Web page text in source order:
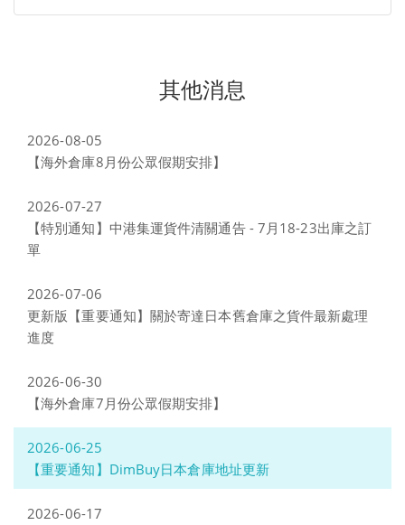
其他消息
2026-08-05
【海外倉庫8月份公眾假期安排】
2026-07-27
【特別通知】中港集運貨件清關通告 - 7月18-23出庫之訂
單
2026-07-06
更新版【重要通知】關於寄達日本舊倉庫之貨件最新處理
進度
2026-06-30
【海外倉庫7月份公眾假期安排】
2026-06-25
【重要通知】DimBuy日本倉庫地址更新
2026-06-17